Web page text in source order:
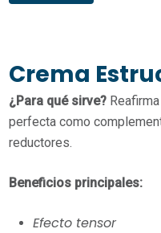
Crema
¿Para qué sirve?
perfecta como
reductores.
Beneficios principales:
Efecto tensor